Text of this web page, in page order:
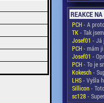
REAKCE
PCH- A
TK- Tak
Josef01 - Já
PCH- mám
Josef01 -
PCH- To je
Kokesch-
LHS- Vyšla
Sillicon-
sc128-